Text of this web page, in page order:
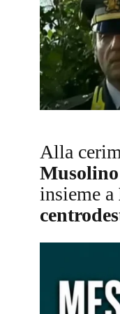
Alla
Musolino
insieme a